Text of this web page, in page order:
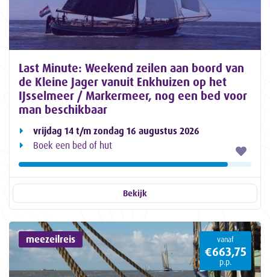
Last Minute: Weekend zeilen aan boord van
de Kleine Jager vanuit Enkhuizen op het
IJsselmeer / Markermeer, nog een bed voor
man beschikbaar
vrijdag 14 t/m zondag 16 augustus 2026
Boek een bed of hut
Bekijk
meezeilreis vanaf
€663,75
p.p.